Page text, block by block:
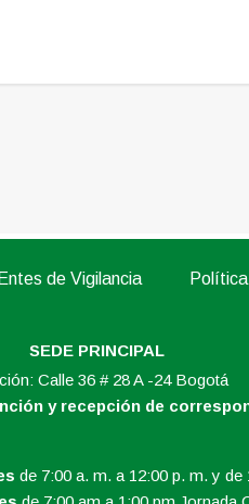
Entes de Vigilancia
SEDE PRINCIPAL
Calle 36 # 28 A -24 Bogotá
y recepción de
de 7:00 a. m. a 12:00 p. m. y de